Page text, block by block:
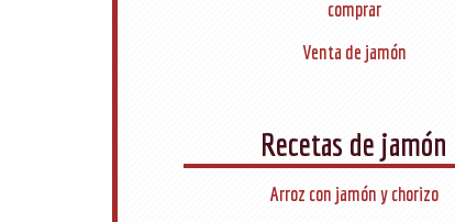
comprar
Venta de jamón
Recetas de jamón
Arroz con jamón y chorizo